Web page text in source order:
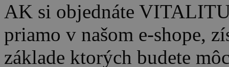
AK si objednáte
priamo v našom e-shope,
základe ktorých budete